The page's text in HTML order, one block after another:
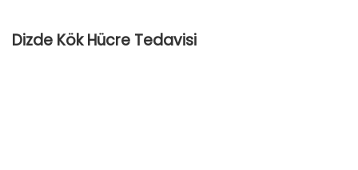
Dizde Kök Hücre Tedavisi